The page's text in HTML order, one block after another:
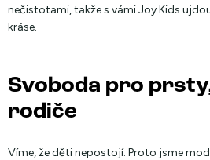
nečistotami, takže s vámi Joy Kids
kráse.
Svoboda pro
rodiče
Víme, že děti nepostojí. Proto jsme